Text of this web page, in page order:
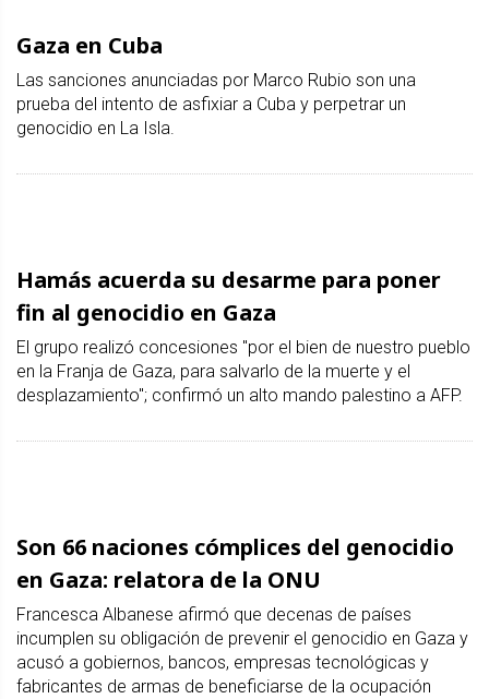
Gaza en Cuba
Las sanciones anunciadas por Marco Rubio son una
prueba del intento de asfixiar a Cuba y perpetrar un
genocidio en La Isla.
Hamás acuerda su desarme para poner
fin al genocidio en Gaza
El grupo realizó concesiones "por el bien de nuestro pueblo
en la Franja de Gaza, para salvarlo de la muerte y el
desplazamiento"; confirmó un alto mando palestino a AFP.
Son 66 naciones cómplices del genocidio
en Gaza: relatora de la ONU
Francesca Albanese afirmó que decenas de países
incumplen su obligación de prevenir el genocidio en Gaza y
acusó a gobiernos, bancos, empresas tecnológicas y
fabricantes de armas de beneficiarse de la ocupación